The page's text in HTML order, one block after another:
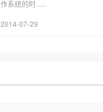
作系统的时.....
2014-07-29